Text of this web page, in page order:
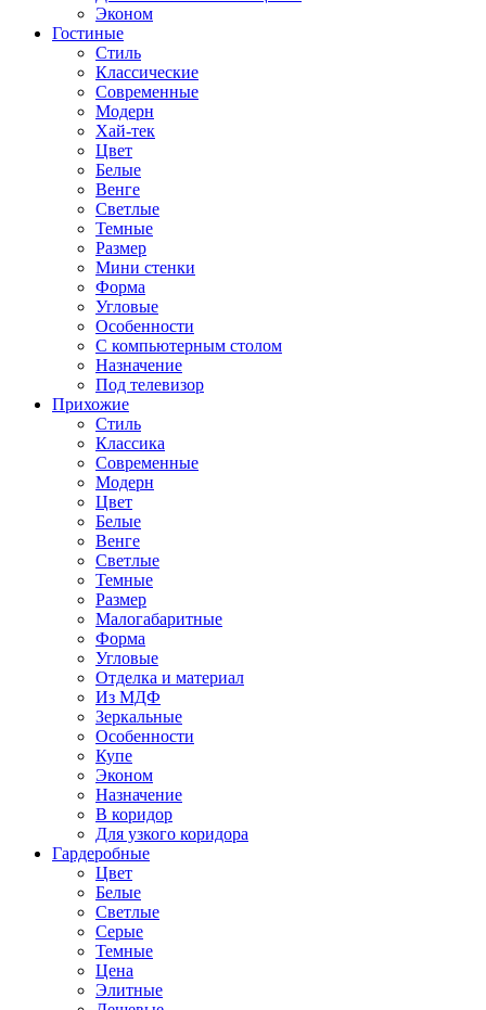
Эконом
Гостиные
Стиль
Классические
Современные
Модерн
Хай-тек
Цвет
Белые
Венге
Светлые
Темные
Размер
Мини стенки
Форма
Угловые
Особенности
С компьютерным столом
Назначение
Под телевизор
Прихожие
Стиль
Классика
Современные
Модерн
Цвет
Белые
Венге
Светлые
Темные
Размер
Малогабаритные
Форма
Угловые
Отделка и материал
Из МДФ
Зеркальные
Особенности
Купе
Эконом
Назначение
В коридор
Для узкого коридора
Гардеробные
Цвет
Белые
Светлые
Серые
Темные
Цена
Элитные